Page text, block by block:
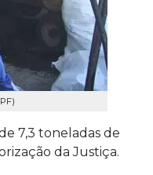
7,3 toneladas de
da Justiça.